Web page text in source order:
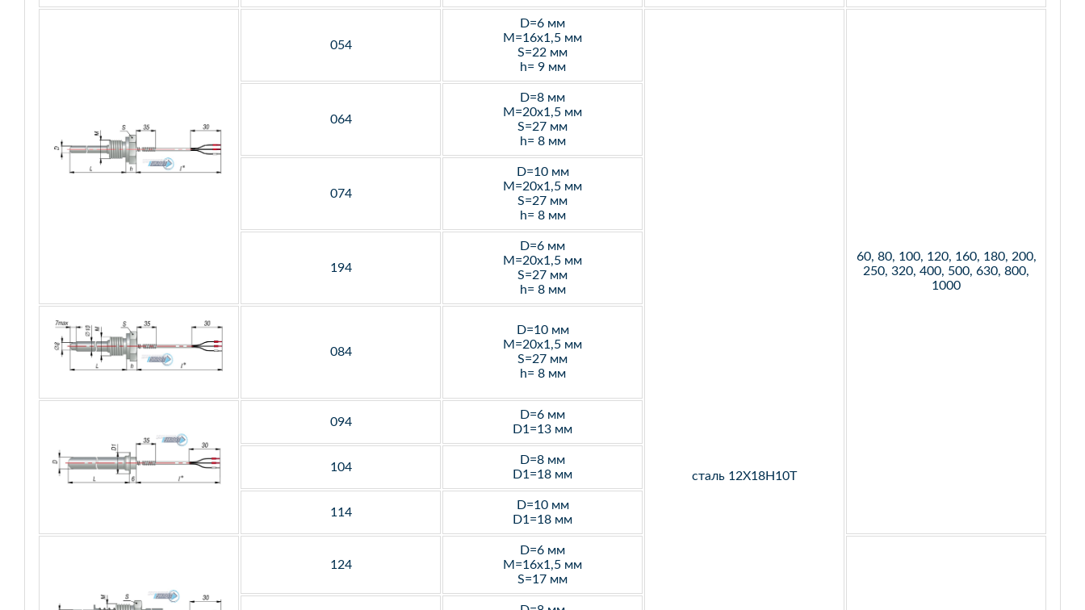
054
D=6 мм
M=16х1,5 мм
S=22 мм
h= 9 мм
сталь 12Х18Н10Т
60, 80, 100, 120, 160, 180, 200,
250, 320, 400, 500, 630, 800,
1000
064
D=8 мм
M=20х1,5 мм
S=27 мм
h= 8 мм
074
D=10 мм
M=20х1,5 мм
S=27 мм
h= 8 мм
194
D=6 мм
M=20х1,5 мм
S=27 мм
h= 8 мм
084
D=10 мм
M=20х1,5 мм
S=27 мм
h= 8 мм
094
D=6 мм
D1=13 мм
104
D=8 мм
D1=18 мм
114
D=10 мм
D1=18 мм
124
D=6 мм
M=16х1,5 мм
S=17 мм